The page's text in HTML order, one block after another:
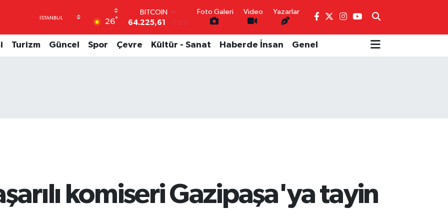
26°
DOLAR
47,7143
0.16
EURO
55,0317 -0.02
Foto Galeri Video Yazarlar
Turizm Güncel Spor Çevre Kültür - Sanat Haberde İnsan Genel
komiseri Gazipaşa'ya tayin